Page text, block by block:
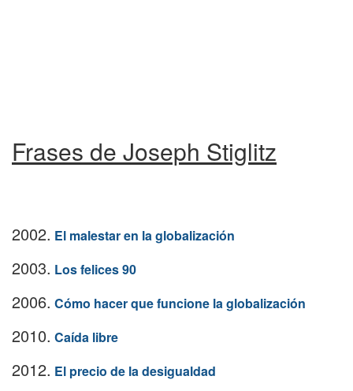
Frases de Joseph Stiglitz
2002. El malestar en la globalización
2003. Los felices 90
2006. Cómo hacer que funcione la globalización
2010. Caída libre
2012. El precio de la desigualdad